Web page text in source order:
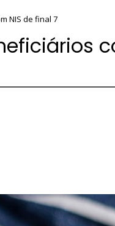
NIS de final 7